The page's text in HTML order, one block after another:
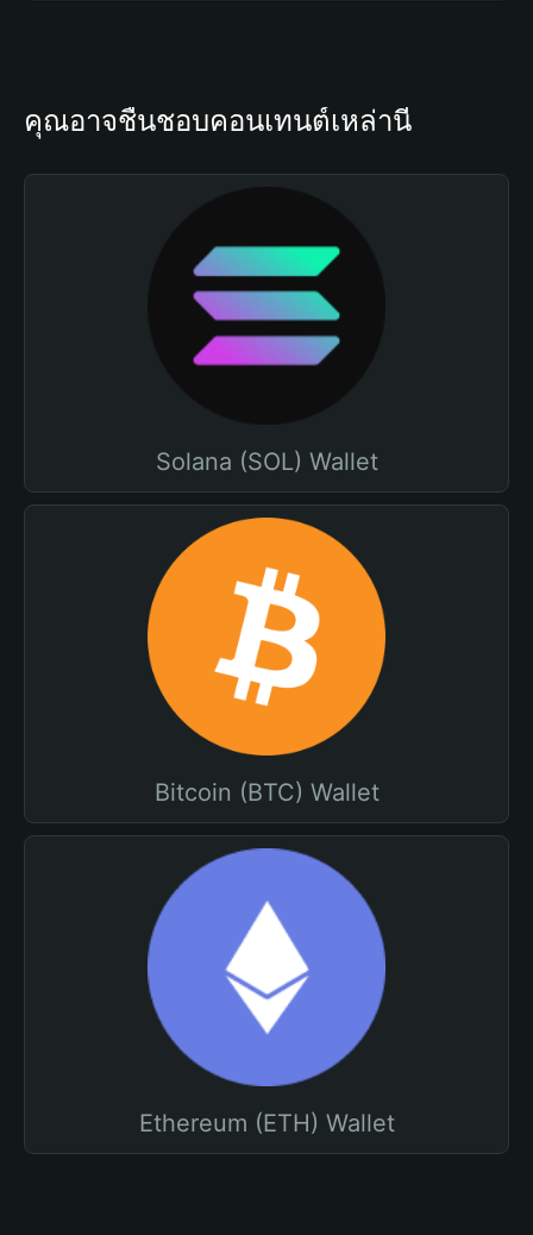
คุณอาจชื่นชอบคอนเทนต์เหล่านี้
Solana (SOL) Wallet
Bitcoin (BTC) Wallet
Ethereum (ETH) Wallet